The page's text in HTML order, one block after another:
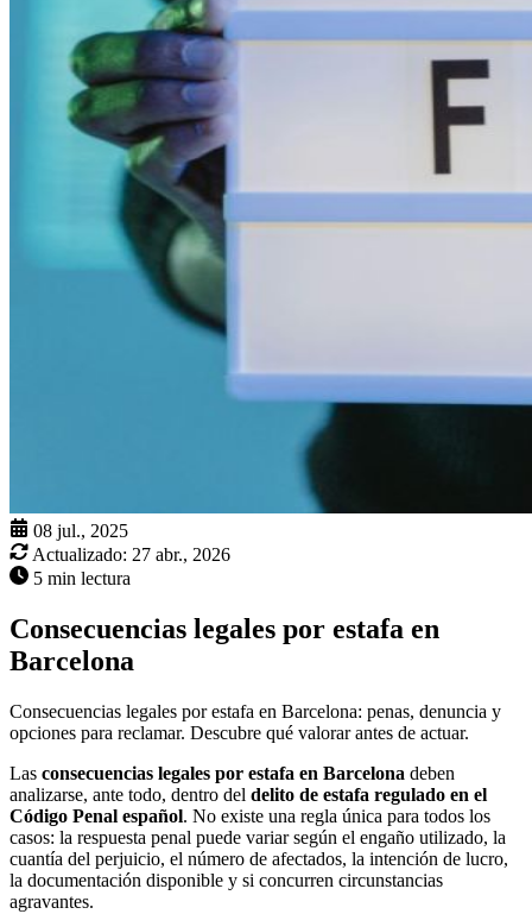
08 jul., 2025
Actualizado: 27 abr., 2026
5 min lectura
Consecuencias legales por estafa en
Barcelona
Consecuencias legales por estafa en Barcelona: penas, denuncia y
opciones para reclamar. Descubre qué valorar antes de actuar.
Las consecuencias legales por estafa en Barcelona deben
analizarse, ante todo, dentro del delito de estafa regulado en el
Código Penal español. No existe una regla única para todos los
casos: la respuesta penal puede variar según el engaño utilizado, la
cuantía del perjuicio, el número de afectados, la intención de lucro,
la documentación disponible y si concurren circunstancias
agravantes.